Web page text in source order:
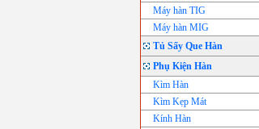
Máy hàn TIG
Máy hàn MIG
Tủ Sấy Que Hàn
Phụ Kiện Hàn
Kìm Hàn
Kìm Kẹp Mát
Kính Hàn